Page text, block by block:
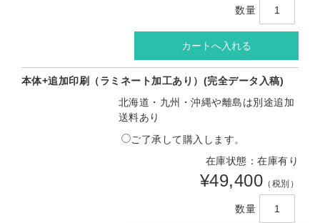
数量
本体+追加印刷（ラミネート加工あり）(完全データ入稿)
北海道・九州・沖縄や離島は別途追加
送料あり
ご了承して購入します。
在庫状態：在庫有り
¥49,400 （税別）
数量